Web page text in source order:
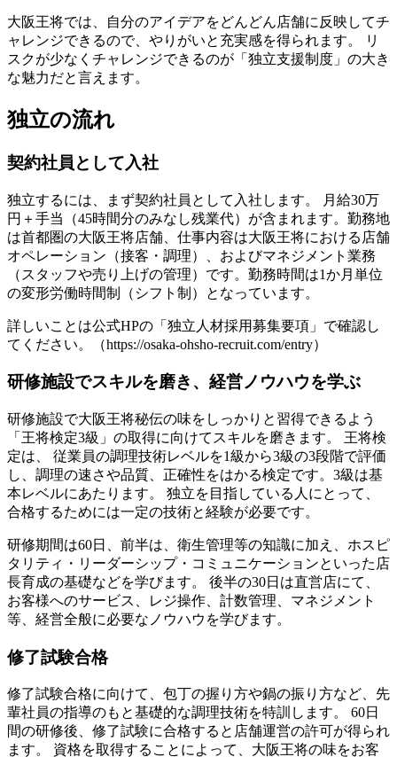
大阪王将では、自分のアイデアをどんどん店舗に反映してチ
ャレンジできるので、やりがいと充実感を得られます。 リ
スクが少なくチャレンジできるのが「独立支援制度」の大き
な魅力だと言えます。
独立の流れ
契約社員として入社
独立するには、まず契約社員として入社します。 月給30万
円＋手当（45時間分のみなし残業代）が含まれます。勤務地
は首都圏の大阪王将店舗、仕事内容は大阪王将における店舗
オペレーション（接客・調理）、およびマネジメント業務
（スタッフや売り上げの管理）です。勤務時間は1か月単位
の変形労働時間制（シフト制）となっています。
詳しいことは公式HPの「独立人材採用募集要項」で確認し
てください。（https://osaka-ohsho-recruit.com/entry）
研修施設でスキルを磨き、経営ノウハウを学ぶ
研修施設で大阪王将秘伝の味をしっかりと習得できるよう
「王将検定3級」の取得に向けてスキルを磨きます。 王将検
定は、 従業員の調理技術レベルを1級から3級の3段階で評価
し、調理の速さや品質、正確性をはかる検定です。3級は基
本レベルにあたります。 独立を目指している人にとって、
合格するためには一定の技術と経験が必要です。
研修期間は60日、前半は、衛生管理等の知識に加え、ホスピ
タリティ・リーダーシップ・コミュニケーションといった店
長育成の基礎などを学びます。 後半の30日は直営店にて、
お客様へのサービス、レジ操作、計数管理、マネジメント
等、経営全般に必要なノウハウを学びます。
修了試験合格
修了試験合格に向けて、包丁の握り方や鍋の振り方など、先
輩社員の指導のもと基礎的な調理技術を特訓します。 60日
間の研修後、修了試験に合格すると店舗運営の許可が得られ
ます。 資格を取得することによって、大阪王将の味をお客